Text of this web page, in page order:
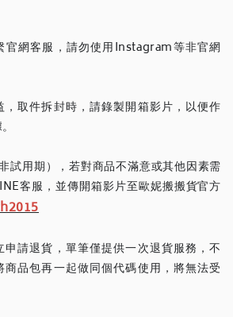
官網客服，請勿使用Instagram等非官網
取件拆封時，請錄製開箱影片，以便作
試用期），若對商品不滿意或其他因素需
客服，並傳開箱影片至歐妮搬搬貨官方
請退貨，單筆僅提供一次退貨服務，不
商品包再一起做同個代碼使用，將無法受